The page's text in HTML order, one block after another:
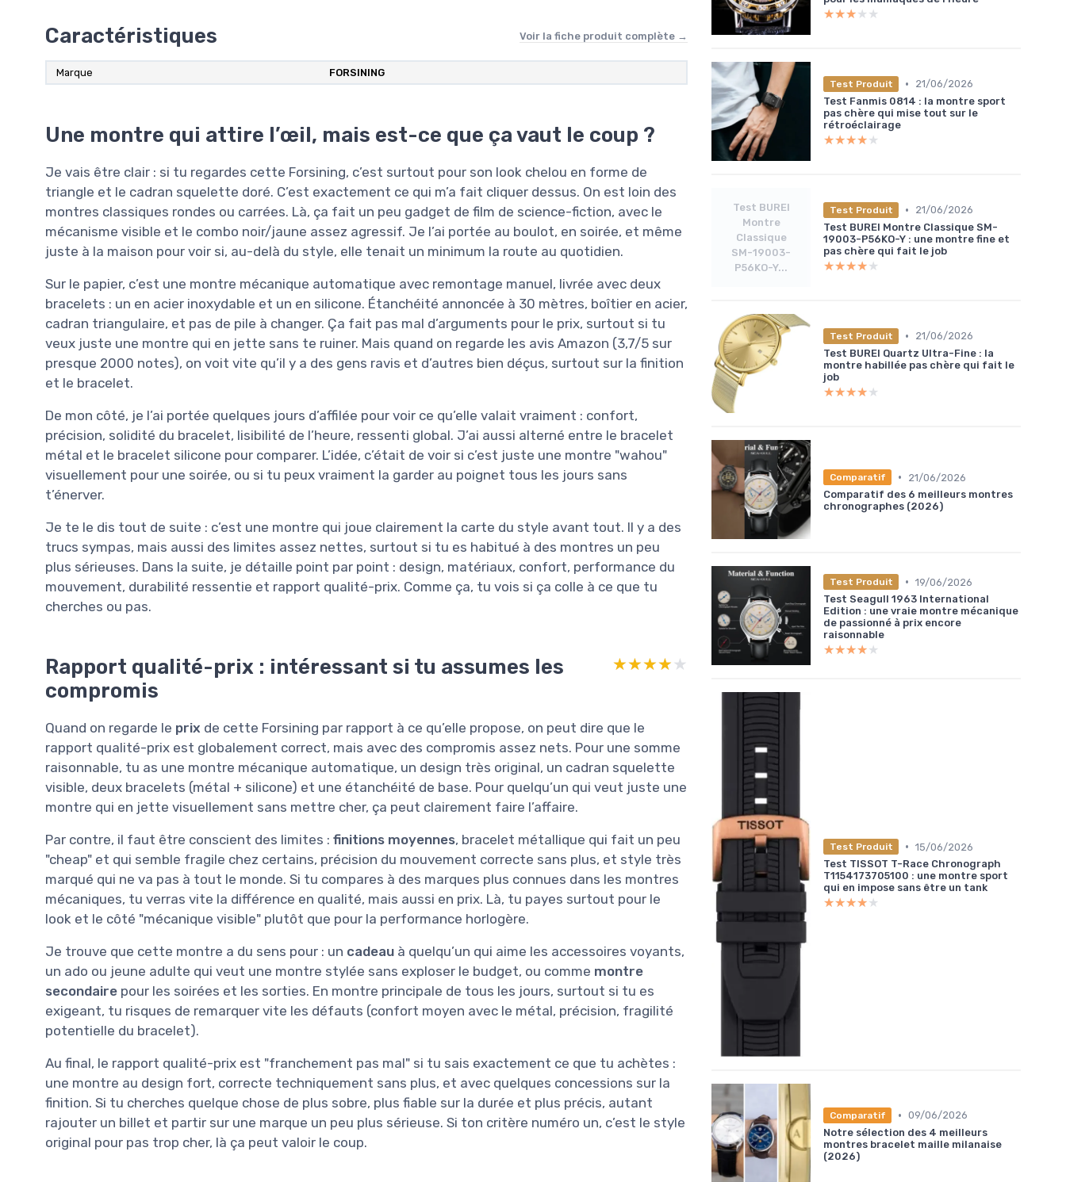
Caractéristiques Voir la fiche produit complète →
Marque FORSINING
Une montre qui attire l’œil, mais est-ce que ça vaut le coup ?
Je vais être clair : si tu regardes cette Forsining, c’est surtout pour son look chelou en forme de
triangle et le cadran squelette doré. C’est exactement ce qui m’a fait cliquer dessus. On est loin des
montres classiques rondes ou carrées. Là, ça fait un peu gadget de film de science-fiction, avec le
mécanisme visible et le combo noir/jaune assez agressif. Je l’ai portée au boulot, en soirée, et même
juste à la maison pour voir si, au-delà du style, elle tenait un minimum la route au quotidien.
Sur le papier, c’est une montre mécanique automatique avec remontage manuel, livrée avec deux
bracelets : un en acier inoxydable et un en silicone. Étanchéité annoncée à 30 mètres, boîtier en acier,
cadran triangulaire, et pas de pile à changer. Ça fait pas mal d’arguments pour le prix, surtout si tu
veux juste une montre qui en jette sans te ruiner. Mais quand on regarde les avis Amazon (3,7/5 sur
presque 2000 notes), on voit vite qu’il y a des gens ravis et d’autres bien déçus, surtout sur la finition
et le bracelet.
De mon côté, je l’ai portée quelques jours d’affilée pour voir ce qu’elle valait vraiment : confort,
précision, solidité du bracelet, lisibilité de l’heure, ressenti global. J’ai aussi alterné entre le bracelet
métal et le bracelet silicone pour comparer. L’idée, c’était de voir si c’est juste une montre "wahou"
visuellement pour une soirée, ou si tu peux vraiment la garder au poignet tous les jours sans
t’énerver.
Je te le dis tout de suite : c’est une montre qui joue clairement la carte du style avant tout. Il y a des
trucs sympas, mais aussi des limites assez nettes, surtout si tu es habitué à des montres un peu
plus sérieuses. Dans la suite, je détaille point par point : design, matériaux, confort, performance du
mouvement, durabilité ressentie et rapport qualité-prix. Comme ça, tu vois si ça colle à ce que tu
cherches ou pas.
Rapport qualité-prix : intéressant si tu assumes les
compromis
★★★★★
★★★★★
Quand on regarde le prix de cette Forsining par rapport à ce qu’elle propose, on peut dire que le
rapport qualité-prix est globalement correct, mais avec des compromis assez nets. Pour une somme
raisonnable, tu as une montre mécanique automatique, un design très original, un cadran squelette
visible, deux bracelets (métal + silicone) et une étanchéité de base. Pour quelqu’un qui veut juste une
montre qui en jette visuellement sans mettre cher, ça peut clairement faire l’affaire.
Par contre, il faut être conscient des limites : finitions moyennes, bracelet métallique qui fait un peu
"cheap" et qui semble fragile chez certains, précision du mouvement correcte sans plus, et style très
marqué qui ne va pas à tout le monde. Si tu compares à des marques plus connues dans les montres
mécaniques, tu verras vite la différence en qualité, mais aussi en prix. Là, tu payes surtout pour le
look et le côté "mécanique visible" plutôt que pour la performance horlogère.
Je trouve que cette montre a du sens pour : un cadeau à quelqu’un qui aime les accessoires voyants,
un ado ou jeune adulte qui veut une montre stylée sans exploser le budget, ou comme montre
secondaire pour les soirées et les sorties. En montre principale de tous les jours, surtout si tu es
exigeant, tu risques de remarquer vite les défauts (confort moyen avec le métal, précision, fragilité
potentielle du bracelet).
Au final, le rapport qualité-prix est "franchement pas mal" si tu sais exactement ce que tu achètes :
une montre au design fort, correcte techniquement sans plus, et avec quelques concessions sur la
finition. Si tu cherches quelque chose de plus sobre, plus fiable sur la durée et plus précis, autant
rajouter un billet et partir sur une marque un peu plus sérieuse. Si ton critère numéro un, c’est le style
original pour pas trop cher, là ça peut valoir le coup.
★★★★★
★★★★★
Test Produit •
21/06/2026
Test Fanmis 0814 : la montre sport
pas chère qui mise tout sur le
rétroéclairage
★★★★★
★★★★★
Test BUREI
Montre
Classique
SM-19003-
P56KO-Y...
Test Produit •
21/06/2026
Test BUREI Montre Classique SM-
19003-P56KO-Y : une montre fine et
pas chère qui fait le job
★★★★★
★★★★★
Test Produit •
21/06/2026
Test BUREI Quartz Ultra-Fine : la
montre habillée pas chère qui fait le
job
★★★★★
★★★★★
Comparatif •
21/06/2026
Comparatif des 6 meilleurs montres
chronographes (2026)
Test Produit • 19/06/2026
Test Seagull 1963 International
Edition : une vraie montre mécanique
de passionné à prix encore
raisonnable
★★★★★
★★★★★
Test Produit • 15/06/2026
Test TISSOT T-Race Chronograph
T1154173705100 : une montre sport
qui en impose sans être un tank
★★★★★
★★★★★
Comparatif • 09/06/2026
Notre sélection des 4 meilleurs
montres bracelet maille milanaise
(2026)